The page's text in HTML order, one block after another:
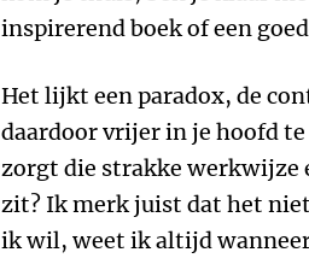
inspirerend boek of een
Het lijkt een paradox, de
daardoor vrijer in je hoofd
zorgt die strakke werkwijze
zit? Ik merk juist dat het
ik wil, weet ik altijd